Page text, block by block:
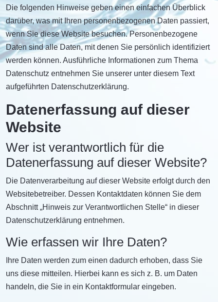
Die folgenden Hinweise geben einen einfachen Überblick
darüber, was mit Ihren personenbezogenen Daten passiert,
wenn Sie diese Website besuchen. Personenbezogene
Daten sind alle Daten, mit denen Sie persönlich identifiziert
werden können. Ausführliche Informationen zum Thema
Datenschutz entnehmen Sie unserer unter diesem Text
aufgeführten Datenschutzerklärung.
Datenerfassung auf dieser
Website
Wer ist verantwortlich für die
Datenerfassung auf dieser Website?
Die Datenverarbeitung auf dieser Website erfolgt durch den
Websitebetreiber. Dessen Kontaktdaten können Sie dem
Abschnitt „Hinweis zur Verantwortlichen Stelle“ in dieser
Datenschutzerklärung entnehmen.
Wie erfassen wir Ihre Daten?
Ihre Daten werden zum einen dadurch erhoben, dass Sie
uns diese mitteilen. Hierbei kann es sich z. B. um Daten
handeln, die Sie in ein Kontaktformular eingeben.